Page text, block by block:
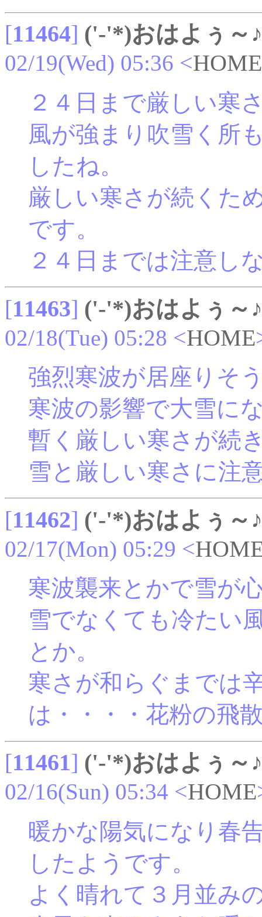
[11464] ('-'*)おはよぅ～♪
02/19(Wed) 05:36 <HOME
２４日まで厳しい寒
風が強まり吹雪く所
したね。
厳しい寒さが続くた
です。
２４日までは注意し
[11463] ('-'*)おはよぅ～♪
02/18(Tue) 05:28 <HOME
強烈寒波が居座りそ
寒波の影響で大雪に
暫く厳しい寒さが続
雪と厳しい寒さに注
[11462] ('-'*)おはよぅ～♪
02/17(Mon) 05:29 <
寒波襲来とかで雪が
雪でなくても冷たい
とか。
寒さが和らぐまでは
は・・・・花粉の飛
[11461] ('-'*)おはよぅ～♪
02/16(Sun) 05:34 <HOME
暖かな陽気になり春
したようです。
よく晴れて３月並み